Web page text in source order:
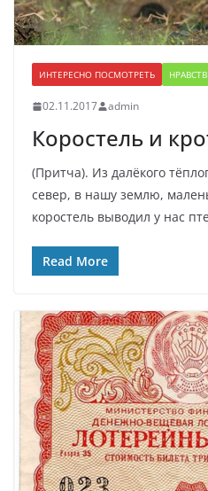
ИНТЕРЕСНО ПОСМОТРЕТЬ
02.11.2017 admin
Коростель и
(Притча). Из далёкого
север, в нашу землю,
коростель выводил у нас
Read More